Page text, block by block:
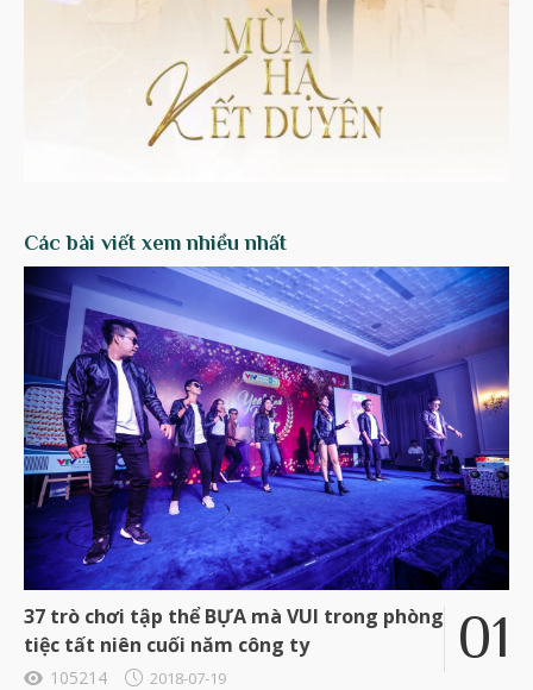
Các bài viết xem nhiều nhất
37 trò chơi tập thể BỰA mà VUI trong phòng
tiệc tất niên cuối năm công ty
105214 2018-07-19